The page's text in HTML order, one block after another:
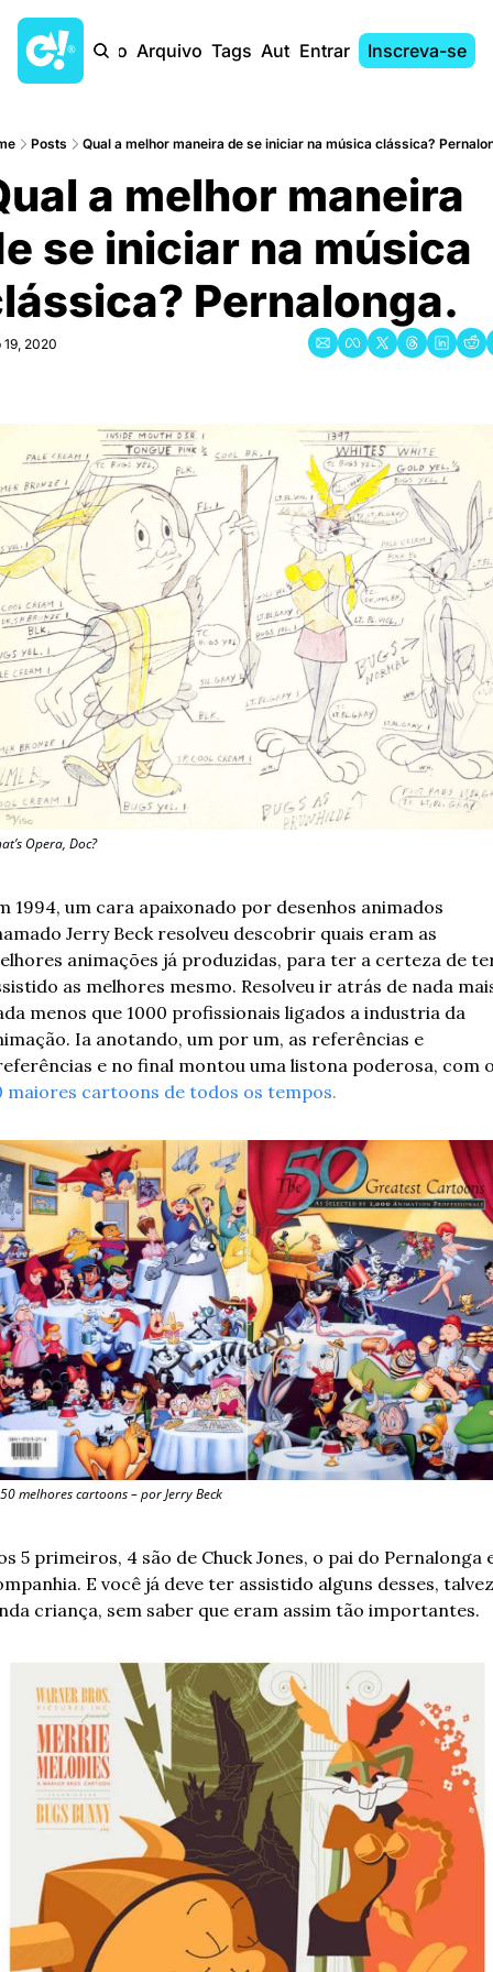
Início Arquivo Tags AutoresEntrar Inscreva-se
Posts Qual a melhor maneira de se iniciar na música clássica?
a melhor maneira
se iniciar na música
Pernalonga.
19, 2020
Opera, Doc?
1994, um cara apaixonado por desenhos animados
Jerry Beck resolveu descobrir quais eram as
animações já produzidas, para ter a certeza de
as melhores mesmo. Resolveu ir atrás de nada
menos que 1000 profissionais ligados a industria da
Ia anotando, um por um, as referências e
maiores cartoons de todos os tempos.
melhores cartoons – por Jerry Beck
5 primeiros, 4 são de Chuck Jones, o pai do Pernalonga
E você já deve ter assistido alguns desses, talvez
criança, sem saber que eram assim tão importantes.